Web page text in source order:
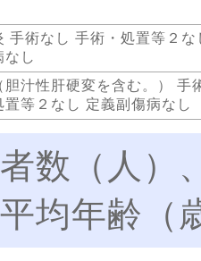
手術なし 手術・処置等２な
なし
胆汁性肝硬変を含む。） 手
置等２なし 定義副傷病なし
者数（人
均年齢（